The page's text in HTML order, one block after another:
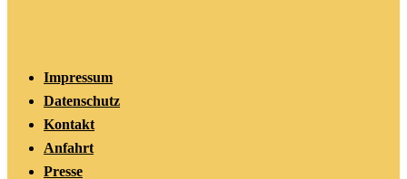
Impressum
Datenschutz
Kontakt
Anfahrt
Presse